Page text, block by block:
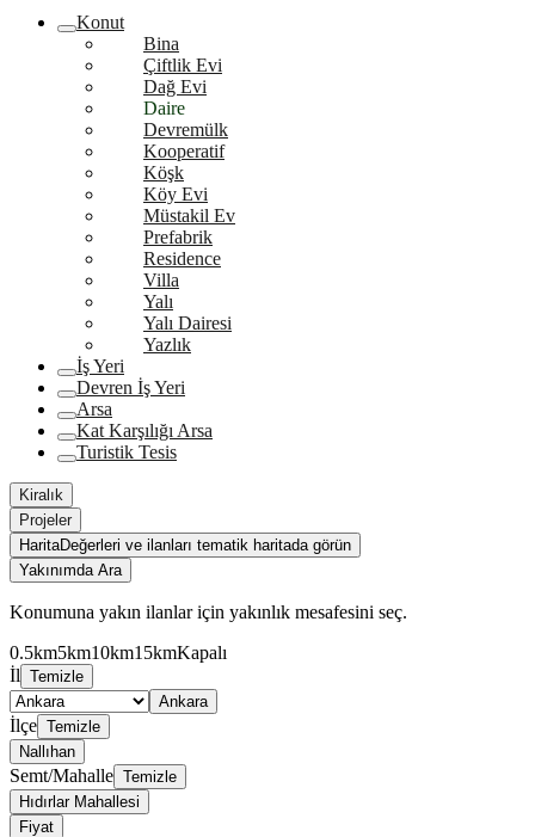
Konut
Bina
Çiftlik Evi
Dağ Evi
Daire
Devremülk
Kooperatif
Köşk
Köy Evi
Müstakil Ev
Prefabrik
Residence
Villa
Yalı
Yalı Dairesi
Yazlık
İş Yeri
Devren İş Yeri
Arsa
Kat Karşılığı Arsa
Turistik Tesis
Kiralık
Projeler
HaritaDeğerleri ve ilanları tematik haritada görün
Yakınımda Ara
Konumuna yakın ilanlar için yakınlık mesafesini seç.
0.5km5km10km15kmKapalı
İl Temizle
Ankara
İlçe Temizle
Nallıhan
Semt/Mahalle Temizle
Hıdırlar Mahallesi
Fiyat